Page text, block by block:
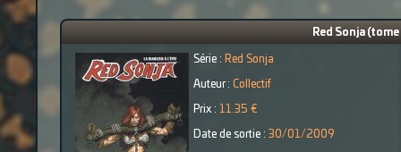
Red Sonja
Série : Red Sonja
Auteur : Collectif
Prix : 11.35 €
Date de sortie : 30/01/2009